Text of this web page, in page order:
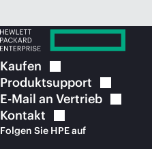
Kaufen
Produktsupport
E-Mail an Vertrieb
Kontakt
Folgen Sie HPE auf